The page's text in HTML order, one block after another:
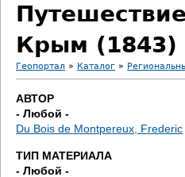
Крым (1843)
В
ы
з
Геопортал » Каталог »
АВТОР
- Любой -
Du Bois de Montpereux, Frederic
ТИП МАТЕРИАЛА
- Любой -